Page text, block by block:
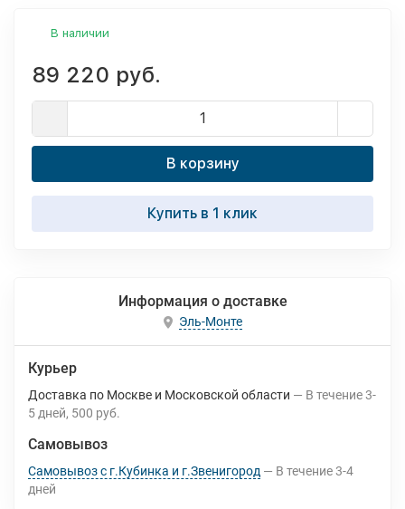
В наличии
89 220 руб.
В корзину
Купить в 1 клик
Информация о доставке
Эль-Монте
Курьер
Доставка по Москве и Московской области В течение3-
5 дней 500 руб.
Самовывоз
Самовывоз с г.Кубинка и г.Звенигород В течение3-4
дней